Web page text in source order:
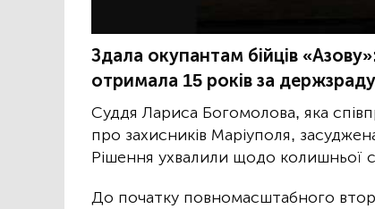
Здала окупантам бійців
отримала 15 років за
Суддя Лариса Богомолова, яка
про захисників Маріуполя,
Рішення ухвалили щодо колишньої
До початку повномасштабного